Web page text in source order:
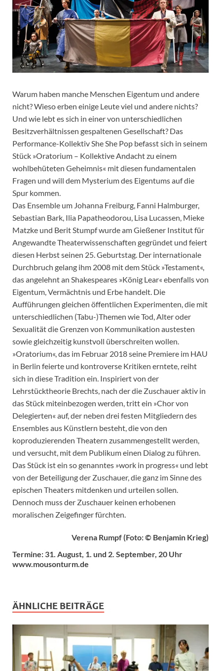
Warum haben manche Menschen Eigentum und andere
nicht? Wieso erben einige Leute viel und andere nichts?
Und wie lebt es sich in einer von unterschiedlichen
Besitzverhältnissen gespaltenen Gesellschaft? Das
Performance-Kollektiv She She Pop befasst sich in seinem
Stück »Oratorium – Kollektive Andacht zu einem
wohlbehüteten Geheimnis« mit diesen fundamentalen
Fragen und will dem Mysterium des Eigentums auf die
Spur kommen.
Das Ensemble um Johanna Freiburg, Fanni Halmburger,
Sebastian Bark, Ilia Papatheodorou, Lisa Lucassen, Mieke
Matzke und Berit Stumpf wurde am Gießener Institut für
Angewandte Theaterwissenschaften gegründet und feiert
diesen Herbst seinen 25. Geburtstag. Der internationale
Durchbruch gelang ihm 2008 mit dem Stück »Testament«,
das angelehnt an Shakespeares »König Lear« ebenfalls von
Eigentum, Vermächtnis und Erbe handelt. Die
Aufführungen gleichen öffentlichen Experimenten, die mit
unterschiedlichen (Tabu-)Themen wie Tod, Alter oder
Sexualität die Grenzen von Kommunikation austesten
sowie gleichzeitig kunstvoll überschreiten wollen.
»Oratorium«, das im Februar 2018 seine Premiere im HAU
in Berlin feierte und kontroverse Kritiken erntete, reiht
sich in diese Tradition ein. Inspiriert von der
Lehrstücktheorie Brechts, nach der die Zuschauer aktiv in
das Stück miteinbezogen werden, tritt ein »Chor von
Delegierten« auf, der neben drei festen Mitgliedern des
Ensembles aus Künstlern besteht, die von den
koproduzierenden Theatern zusammengestellt werden,
und versucht, mit dem Publikum einen Dialog zu führen.
Das Stück ist ein so genanntes »work in progress« und lebt
von der Beteiligung der Zuschauer, die ganz im Sinne des
epischen Theaters mitdenken und urteilen sollen.
Dennoch muss der Zuschauer keinen erhobenen
moralischen Zeigefinger fürchten.
Verena Rumpf (Foto: © Benjamin Krieg)
Termine: 31. August, 1. und 2. September, 20 Uhr
www.mousonturm.de
ÄHNLICHE BEITRÄGE